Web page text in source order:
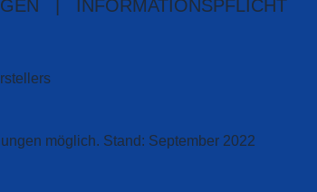
INFORMATIONSPFLICHT
möglich. Stand: September 2022